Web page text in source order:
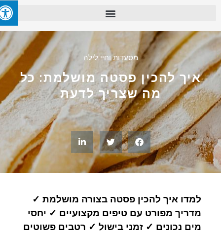
מסעדות וחיי לילה
איך להכין פסטה מושלמת: כל
מה שצריך לדעת
למדו איך להכין פסטה בצורה מושלמת ✓
מדריך מפורט עם טיפים מקצועיים ✓ יחסי
מים נכונים ✓ זמני בישול ✓ רטבים פשוטים